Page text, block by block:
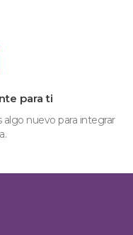
para ti
nuevo para integrar